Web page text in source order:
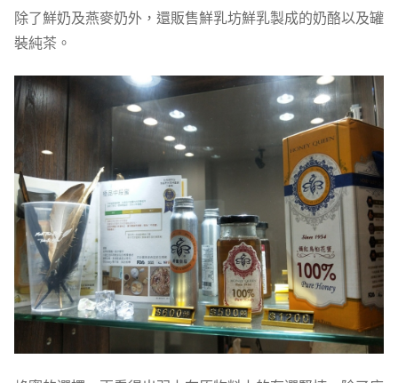
除了鮮奶及燕麥奶外，還販售鮮乳坊鮮乳製成的奶酪以及罐
裝純茶。